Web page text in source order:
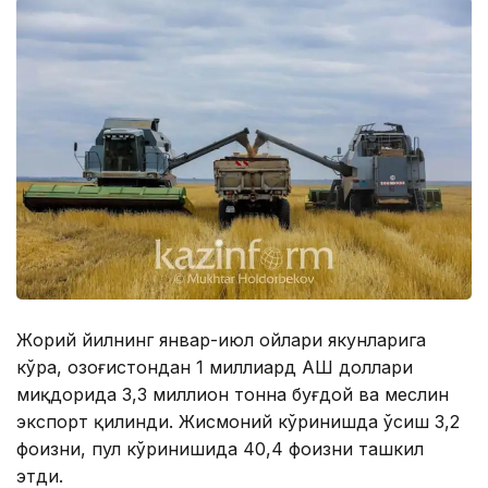
Жорий йилнинг январ-июл ойлари якунларига
кўра, Қозоғистондан 1 миллиард АҚШ доллари
миқдорида 3,3 миллион тонна буғдой ва меслин
экспорт қилинди. Жисмоний кўринишда ўсиш 3,2
фоизни, пул кўринишида 40,4 фоизни ташкил
этди.